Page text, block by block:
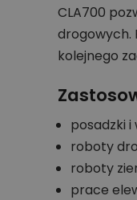
CLA700
drogowych.
kolejnego
posadzki i
roboty
roboty
prace